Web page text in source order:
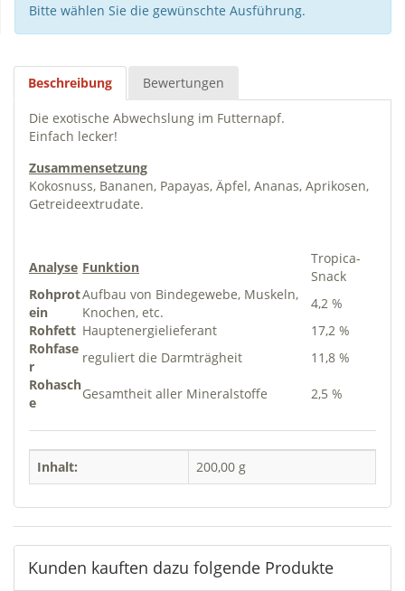
Bitte wählen Sie die gewünschte Ausführung.
Beschreibung Bewertungen
Die exotische Abwechslung im Futternapf.
Einfach lecker!
Zusammensetzung
Kokosnuss, Bananen, Papayas, Äpfel, Ananas, Aprikosen,
Getreideextrudate.
Analyse Funktion
Tropica-
Snack
Rohprot
ein
Aufbau von Bindegewebe, Muskeln,
Knochen, etc.
4,2 %
Rohfett Hauptenergielieferant
17,2 %
Rohfase
r
reguliert die Darmträgheit
11,8 %
Rohasch
e
Gesamtheit aller Mineralstoffe 2,5 %
Inhalt: 200,00 g
Kunden kauften dazu folgende Produkte